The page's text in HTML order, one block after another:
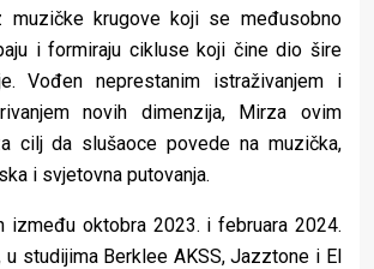
muzičke krugove koji se međusobno
i formiraju cikluse koji čine dio šire
Vođen neprestanim istraživanjem i
novih dimenzija, Mirza ovim
cilj da slušaoce povede na muzička,
i svjetovna putovanja.
između oktobra 2023. i februara 2024.
u studijima Berklee AKSS, Jazztone i El